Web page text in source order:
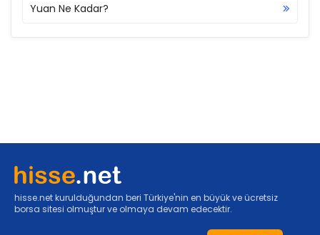
Yuan Ne Kadar?
hisse.net kurulduğundan beri Türkiye'nin en büyük ve ücretsiz
borsa sitesi olmuştur ve olmaya devam edecektir.